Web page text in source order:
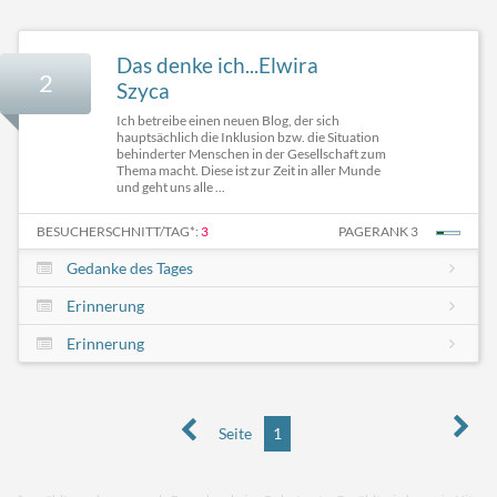
2
Das denke ich...Elwira
Szyca
Ich betreibe einen neuen Blog, der sich
hauptsächlich die Inklusion bzw. die Situation
behinderter Menschen in der Gesellschaft zum
Thema macht. Diese ist zur Zeit in aller Munde
und geht uns alle ...
BESUCHERSCHNITT/TAG*: 3 PAGERANK 3
Gedanke des Tages
Erinnerung
Erinnerung
Seite 1